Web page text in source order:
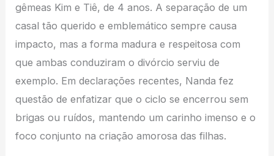
gêmeas Kim e Tiê, de 4 anos. A separação de um
casal tão querido e emblemático sempre causa
impacto, mas a forma madura e respeitosa com
que ambas conduziram o divórcio serviu de
exemplo. Em declarações recentes, Nanda fez
questão de enfatizar que o ciclo se encerrou sem
brigas ou ruídos, mantendo um carinho imenso e o
foco conjunto na criação amorosa das filhas.